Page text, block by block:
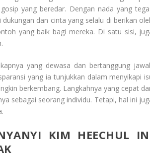
yang beredar. Dengan nada yang
dan cinta yang selalu di berikan
yang baik bagi mereka. Di satu sisi,
yang dewasa dan bertanggung
yang ia tunjukkan dalam menyikapi
berkembang. Langkahnya yang cepat
sebagai seorang individu. Tetapi, hal ini
KIM HEECHUL